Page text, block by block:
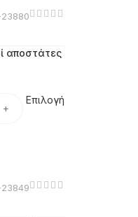
23880
αποστάτες
Επιλογή
23849